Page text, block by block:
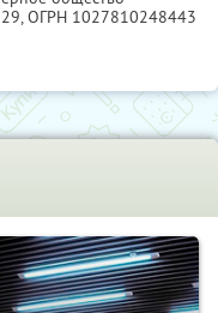
, ОГРН 1027810248443